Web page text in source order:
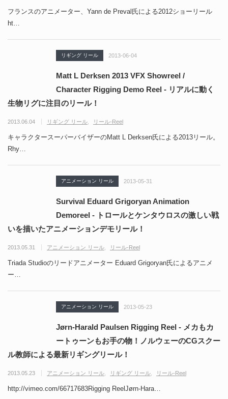
フランスのアニメーター、Yann de Preval氏による2012ショーリール
ht…
リギング リール 2013-06-04
Matt L Derksen 2013 VFX Showreel /
Character Rigging Demo Reel - リアルに動く
生物リグに注目のリール！
2013.06.04 リギング リール リール-Reel
キャラクタースーパーバイザーのMatt L Derksen氏による2013リール。
Rhy…
アニメーション リール 2013-05-31
Survival Eduard Grigoryan Animation
Demoreel - トロールとケンタウロスの激しい戦
いを描いたアニメーションデモリール！
2013.05.31 アニメーション リール リール-Reel
Triada Studioのリードアニメーター Eduard Grigoryan氏によるアニメ
ー…
アニメーション リール 2013-05-23
Jørn-Harald Paulsen Rigging Reel - メカもカ
ートゥーンもお手の物！ノルウェーのCGスクー
ル教師による最新リギングリール！
2013.05.23 アニメーション リール リギング リール リール-Reel
http://vimeo.com/66717683Rigging ReelJørn-Hara…